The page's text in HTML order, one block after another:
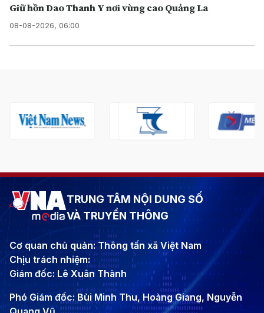
Giữ hồn Dao Thanh Y nơi vùng cao Quảng La
08-08-2026, 06:00
TRUNG TÂM NỘI DUNG SỐ
VÀ TRUYỀN THÔNG
Cơ quan chủ quản: Thông tấn xã Việt Nam
Chịu trách nhiệm:
Giám đốc: Lê Xuân Thành
Phó Giám đốc: Bùi Minh Thu, Hoàng Giang, Nguyễn